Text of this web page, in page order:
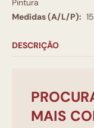
Pintura
Medidas (A/L/P):
DESCRIÇÃO
MAIS